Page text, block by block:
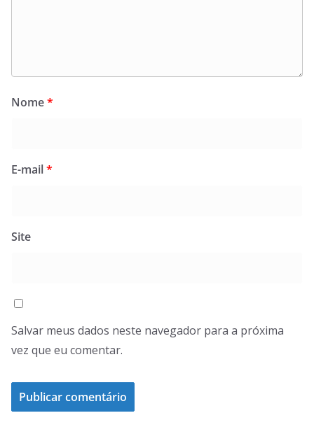
Nome*
E-mail*
Site
Salvar meus dados neste navegador para a próxima
vez que eu comentar.